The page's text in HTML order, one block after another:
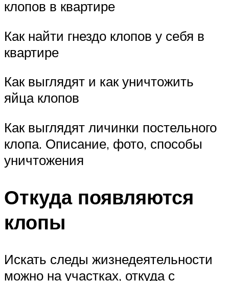
клопов в квартире
Как найти гнездо клопов у себя в
квартире
Как выглядят и как уничтожить
яйца клопов
Как выглядят личинки постельного
клопа. Описание, фото, способы
уничтожения
Откуда появляются
клопы
Искать следы жизнедеятельности
можно на участках, откуда с